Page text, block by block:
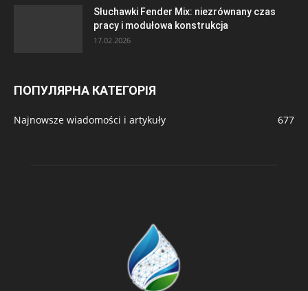
Słuchawki Fender Mix: niezrównany czas
pracy i modułowa konstrukcja
17.02.2026
ПОПУЛЯРНА КАТЕГОРІЯ
Najnowsze wiadomości i artykuły 677